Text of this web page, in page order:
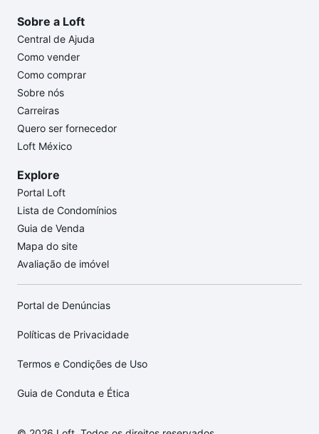
Sobre a Loft
Central de Ajuda
Como vender
Como comprar
Sobre nós
Carreiras
Quero ser fornecedor
Loft México
Explore
Portal Loft
Lista de Condomínios
Guia de Venda
Mapa do site
Avaliação de imóvel
Portal de Denúncias
Políticas de Privacidade
Termos e Condições de Uso
Guia de Conduta e Ética